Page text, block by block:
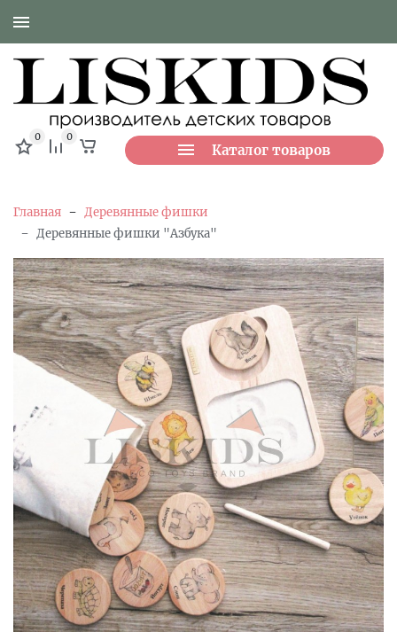
Каталог товаров
0 0
Главная - Деревянные фишки
- Деревянные фишки "Азбука"